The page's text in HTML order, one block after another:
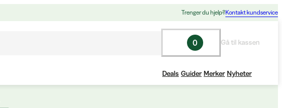
Trenger du hjelp?Kontakt kundservice
0 Gå til kassen
Deals Guider Merker Nyheter